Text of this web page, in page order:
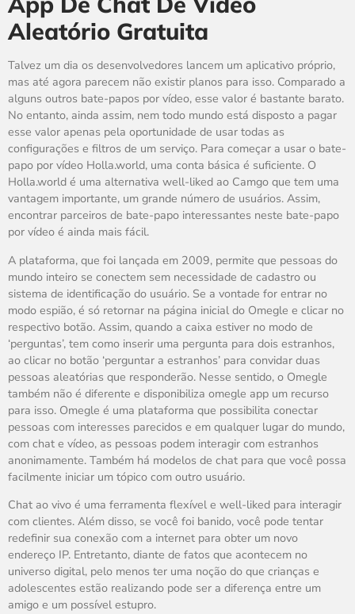
Aleatório Gratuita
Talvez um dia os desenvolvedores lancem um aplicativo próprio,
mas até agora parecem não existir planos para isso. Comparado a
alguns outros bate-papos por vídeo, esse valor é bastante barato.
No entanto, ainda assim, nem todo mundo está disposto a pagar
esse valor apenas pela oportunidade de usar todas as
configurações e filtros de um serviço. Para começar a usar o bate-
papo por vídeo Holla.world, uma conta básica é suficiente. O
Holla.world é uma alternativa well-liked ao Camgo que tem uma
vantagem importante, um grande número de usuários. Assim,
encontrar parceiros de bate-papo interessantes neste bate-papo
por vídeo é ainda mais fácil.
A plataforma, que foi lançada em 2009, permite que pessoas do
mundo inteiro se conectem sem necessidade de cadastro ou
sistema de identificação do usuário. Se a vontade for entrar no
modo espião, é só retornar na página inicial do Omegle e clicar no
respectivo botão. Assim, quando a caixa estiver no modo de
‘perguntas’, tem como inserir uma pergunta para dois estranhos,
ao clicar no botão ‘perguntar a estranhos’ para convidar duas
pessoas aleatórias que responderão. Nesse sentido, o Omegle
também não é diferente e disponibiliza omegle app um recurso
para isso. Omegle é uma plataforma que possibilita conectar
pessoas com interesses parecidos e em qualquer lugar do mundo,
com chat e vídeo, as pessoas podem interagir com estranhos
anonimamente. Também há modelos de chat para que você possa
facilmente iniciar um tópico com outro usuário.
Chat ao vivo é uma ferramenta flexível e well-liked para interagir
com clientes. Além disso, se você foi banido, você pode tentar
redefinir sua conexão com a internet para obter um novo
endereço IP. Entretanto, diante de fatos que acontecem no
universo digital, pelo menos ter uma noção do que crianças e
adolescentes estão realizando pode ser a diferença entre um
amigo e um possível estupro.